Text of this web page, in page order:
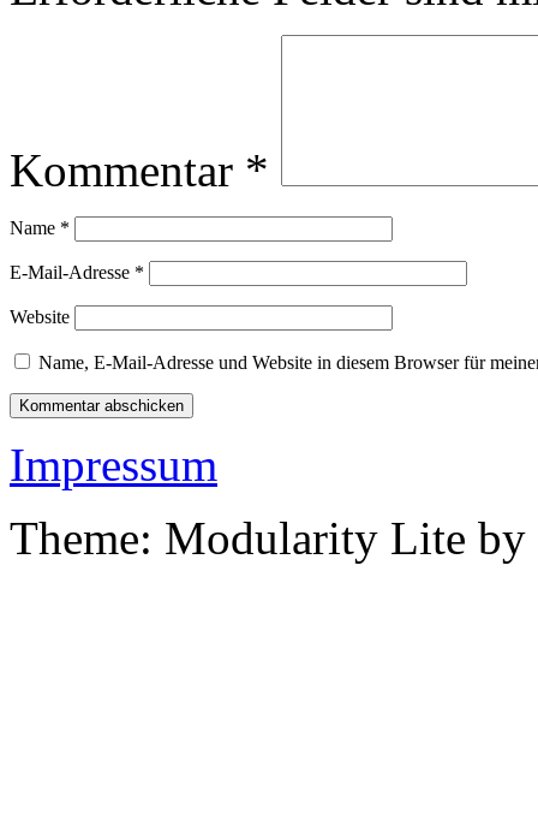
Kommentar *
Name *
E-Mail-Adresse *
Website
Name, E-Mail-Adresse und Website in diesem Browser für
Impressum
Theme: Modularity Lite by